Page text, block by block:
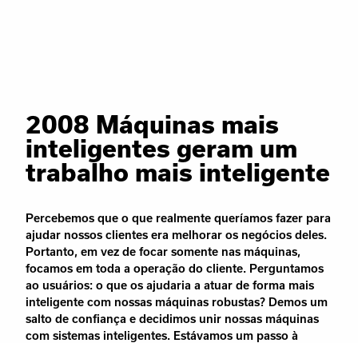
2008 Máquinas mais
inteligentes geram um
trabalho mais inteligente
Percebemos que o que realmente queríamos fazer para
ajudar nossos clientes era melhorar os negócios deles.
Portanto, em vez de focar somente nas máquinas,
focamos em toda a operação do cliente. Perguntamos
ao usuários: o que os ajudaria a atuar de forma mais
inteligente com nossas máquinas robustas? Demos um
salto de confiança e decidimos unir nossas máquinas
com sistemas inteligentes. Estávamos um passo à